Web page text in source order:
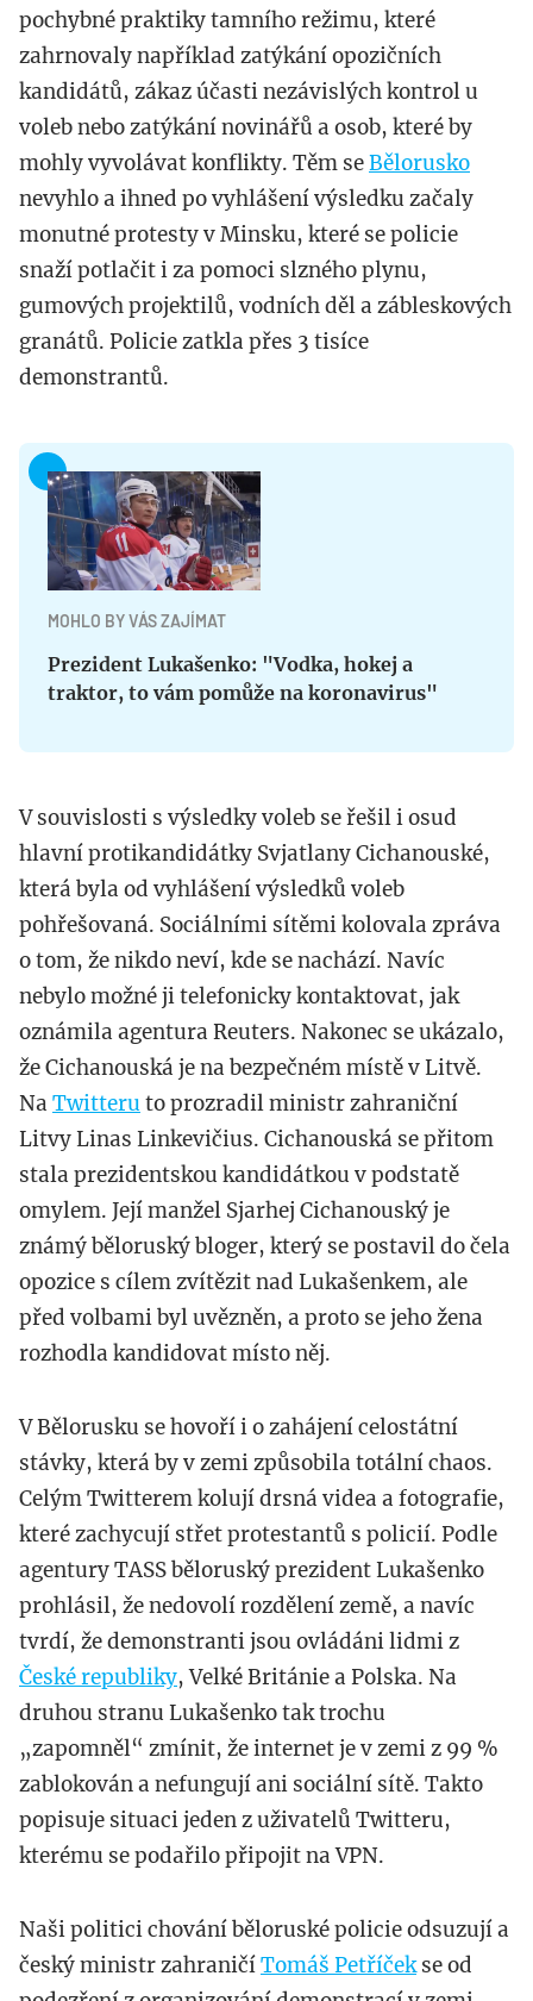
pochybné praktiky tamního režimu, které
zahrnovaly například zatýkání opozičních
kandidátů, zákaz účasti nezávislých kontrol u
voleb nebo zatýkání novinářů a osob, které by
mohly vyvolávat konflikty. Těm seBělorusko
nevyhlo a ihned po vyhlášení výsledku začaly
monutné protesty v Minsku, které se policie
snaží potlačit i za pomoci slzného plynu,
gumových projektilů, vodních děl a zábleskových
granátů. Policie zatkla přes 3 tisíce
demonstrantů.
MOHLO BY VÁS ZAJÍMAT
Prezident Lukašenko: "Vodka, hokej a
traktor, to vám pomůže na koronavirus"
V souvislosti s výsledky voleb se řešil i osud
hlavní protikandidátky Svjatlany Cichanouské,
která byla od vyhlášení výsledků voleb
pohřešovaná. Sociálními sítěmi kolovala zpráva
o tom, že nikdo neví, kde se nachází. Navíc
nebylo možné ji telefonicky kontaktovat, jak
oznámila agentura Reuters. Nakonec se ukázalo,
že Cichanouská je na bezpečném místě v Litvě.
Na Twitteruto prozradil ministr zahraniční
Litvy Linas Linkevičius. Cichanouská se přitom
stala prezidentskou kandidátkou v podstatě
omylem. Její manžel Sjarhej Cichanouský je
známý běloruský bloger, který se postavil do čela
opozice s cílem zvítězit nad Lukašenkem, ale
před volbami byl uvězněn, a proto se jeho žena
rozhodla kandidovat místo něj.
V Bělorusku se hovoří i o zahájení celostátní
stávky, která by v zemi způsobila totální chaos.
Celým Twitterem kolují drsná videa a fotografie,
které zachycují střet protestantů s policií. Podle
agentury TASS běloruský prezident Lukašenko
prohlásil, že nedovolí rozdělení země, a navíc
tvrdí, že demonstranti jsou ovládáni lidmi z
České republiky, Velké Británie a Polska. Na
druhou stranu Lukašenko tak trochu
„zapomněl“ zmínit, že internet je v zemi z 99 %
zablokován a nefungují ani sociální sítě. Takto
popisuje situaci jeden z uživatelů Twitteru,
kterému se podařilo připojit na VPN.
Naši politici chování běloruské policie odsuzují a
český ministr zahraničíTomáš Petříčekse od